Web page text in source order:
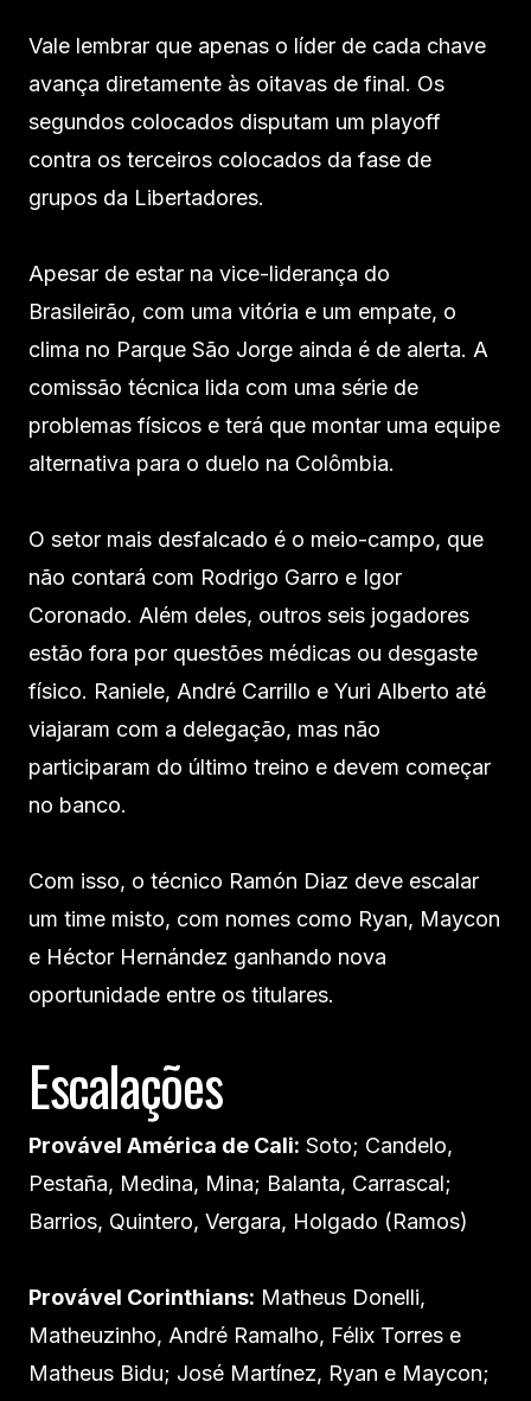
Vale lembrar que apenas o líder de cada chave
avança diretamente às oitavas de final. Os
segundos colocados disputam um playoff
contra os terceiros colocados da fase de
grupos da Libertadores.
Apesar de estar na vice-liderança do
Brasileirão, com uma vitória e um empate, o
clima no Parque São Jorge ainda é de alerta. A
comissão técnica lida com uma série de
problemas físicos e terá que montar uma equipe
alternativa para o duelo na Colômbia.
O setor mais desfalcado é o meio-campo, que
não contará com Rodrigo Garro e Igor
Coronado. Além deles, outros seis jogadores
estão fora por questões médicas ou desgaste
físico. Raniele, André Carrillo e Yuri Alberto até
viajaram com a delegação, mas não
participaram do último treino e devem começar
no banco.
Com isso, o técnico Ramón Diaz deve escalar
um time misto, com nomes como Ryan, Maycon
e Héctor Hernández ganhando nova
oportunidade entre os titulares.
Escalações
Provável América de Cali: Soto; Candelo,
Pestaña, Medina, Mina; Balanta, Carrascal;
Barrios, Quintero, Vergara, Holgado (Ramos)
Provável Corinthians: Matheus Donelli,
Matheuzinho, André Ramalho, Félix Torres e
Matheus Bidu; José Martínez, Ryan e Maycon;